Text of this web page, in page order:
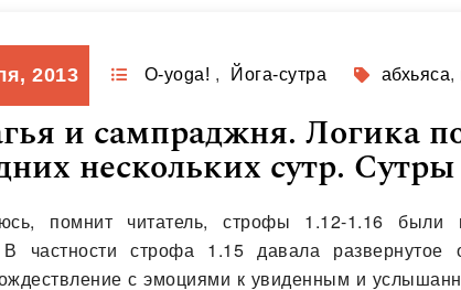
2013 O-yoga! , Йога-сутра абхьяса,
и сампраджня. Логика
нескольких сутр.
помнит читатель, строфы 1.12-1.16 были
В частности строфа 1.15 давала развернутое
с эмоциями к увиденным и